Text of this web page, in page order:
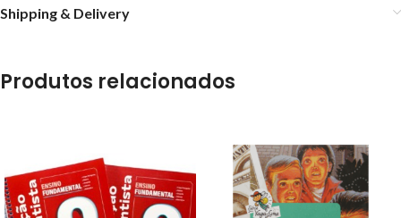
Shipping & Delivery
Produtos relacionados